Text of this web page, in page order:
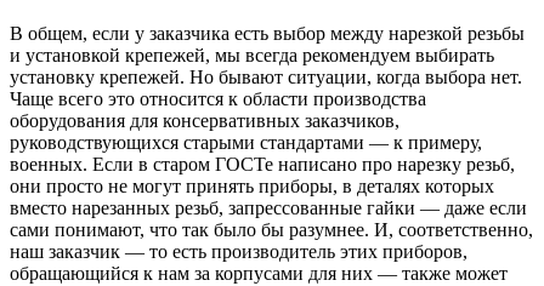
В общем, если у заказчика есть выбор между нарезкой резьбы
и установкой крепежей, мы всегда рекомендуем выбирать
установку крепежей. Но бывают ситуации, когда выбора нет.
Чаще всего это относится к области производства
оборудования для консервативных заказчиков,
руководствующихся старыми стандартами — к примеру,
военных. Если в старом ГОСТе написано про нарезку резьб,
они просто не могут принять приборы, в деталях которых
вместо нарезанных резьб, запрессованные гайки — даже если
сами понимают, что так было бы разумнее. И, соответственно,
наш заказчик — то есть производитель этих приборов,
обращающийся к нам за корпусами для них — также может